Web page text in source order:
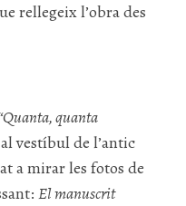
rellegeix l’obra des
quanta
vestíbul de l’antic
a mirar les fotos de
El manuscrit